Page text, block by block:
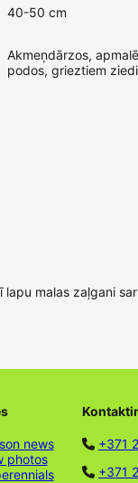
40-50 cm
Akmeņdārzos,
podos, grieztiem
lapu malas zaļgani
news
photos
+371
+371